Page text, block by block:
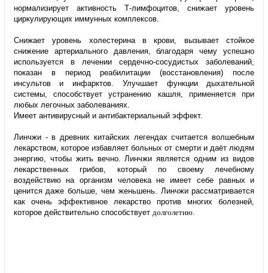
нормализирует активность Т-лимфоцитов, снижает уровень
циркулирующих иммунных комплексов.
Снижает уровень холестерина в крови, вызывает стойкое
снижение артериального давления, благодаря чему успешно
используется в лечении сердечно-сосудистых заболеваний,
показан в период реабилитации (восстановления) после
инсультов и инфарктов. Улучшает функции дыхательной
системы, способствует устранению кашля, применяется при
любых легочных заболеваниях.
Имеет антивирусный и антибактериальный эффект.
Линчжи - в древних китайских легендах считается волшебным
лекарством, которое избавляет больных от смерти и даёт людям
энергию, чтобы жить вечно. Линчжи является одним из видов
лекарственных грибов, который по своему лечебному
воздействию на организм человека не имеет себе равных и
ценится даже больше, чем женьшень. Линчжи рассматривается
как очень эффективное лекарство против многих болезней,
которое действительно способствует долголетию.